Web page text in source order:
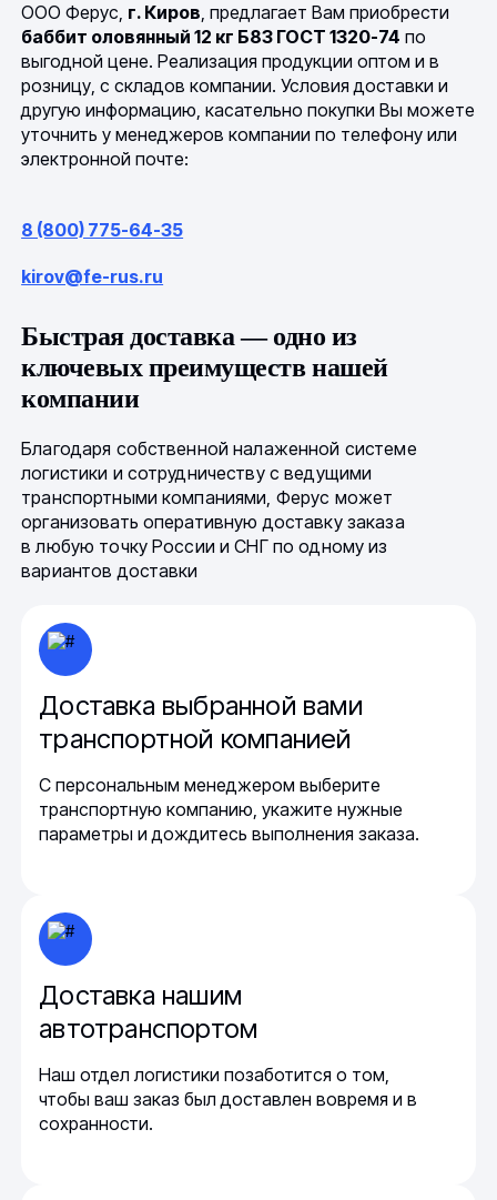
ООО Ферус, г. Киров, предлагает Вам приобрести
баббит оловянный 12 кг Б83 ГОСТ 1320-74 по
выгодной цене. Реализация продукции оптом и в
розницу, с складов компании. Условия доставки и
другую информацию, касательно покупки Вы можете
уточнить у менеджеров компании по телефону или
электронной почте:
8 (800) 775-64-35
kirov@fe-rus.ru
Быстрая доставка — одно из
ключевых преимуществ нашей
компании
Благодаря собственной налаженной системе
логистики и сотрудничеству с ведущими
транспортными компаниями, Ферус может
организовать оперативную доставку заказа
в любую точку России и СНГ по одному из
вариантов доставки
Доставка выбранной вами
транспортной компанией
С персональным менеджером выберите
транспортную компанию, укажите нужные
параметры и дождитесь выполнения заказа.
Доставка нашим
автотранспортом
Наш отдел логистики позаботится о том,
чтобы ваш заказ был доставлен вовремя и в
сохранности.